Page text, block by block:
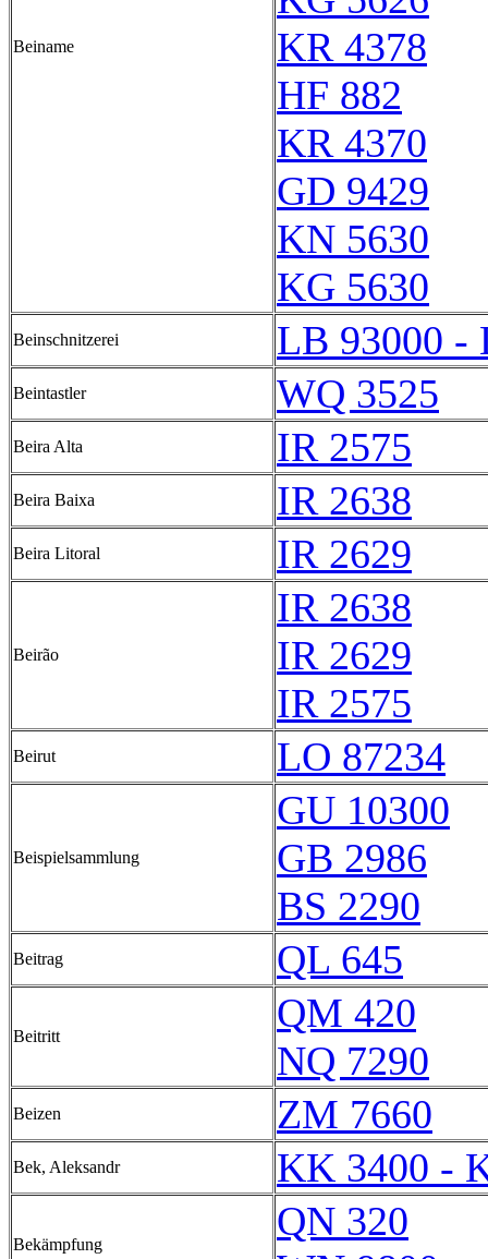
Beiname
KR 4378
HF 882
KR 4370
GD 9429
KN 5630
KG 5630
Beinschnitzerei LB 93000 -
Beintastler WQ 3525
Beira Alta IR 2575
Beira Baixa IR 2638
Beira Litoral IR 2629
Beirão
IR 2638
IR 2629
IR 2575
Beirut LO 87234
Beispielsammlung
GU 10300
GB 2986
BS 2290
Beitrag QL 645
Beitritt
QM 420
NQ 7290
Beizen ZM 7660
Bek, Aleksandr KK 3400 -
Bekämpfung
QN 320